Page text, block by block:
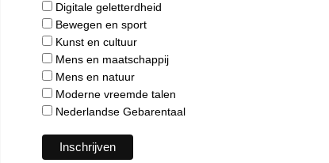
Digitale geletterdheid
Bewegen en sport
Kunst en cultuur
Mens en maatschappij
Mens en natuur
Moderne vreemde talen
Nederlandse Gebarentaal